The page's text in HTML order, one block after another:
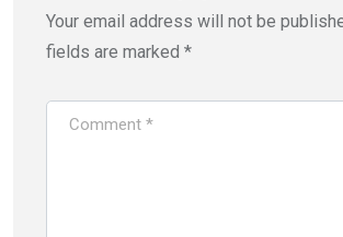
Your email address will not be
fields are marked *